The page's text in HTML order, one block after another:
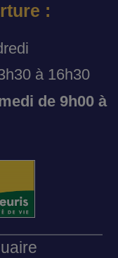
:
à 16h30
de 9h00 à